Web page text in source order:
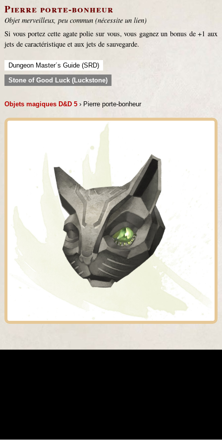
Pierre porte-bonheur
Objet merveilleux, peu commun (nécessite un lien)
Si vous portez cette agate polie sur vous, vous gagnez un bonus de +1 aux
jets de caractéristique et aux jets de sauvegarde.
Dungeon Master´s Guide (SRD)
Stone of Good Luck (Luckstone)
Objets magiques D&D 5 › Pierre porte-bonheur